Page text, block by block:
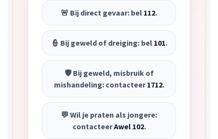
🚨 Bij direct gevaar: bel 112.
👮 Bij geweld of dreiging: bel 101.
🛡️ Bij geweld, misbruik of
mishandeling: contacteer1712.
💬 Wil je praten als jongere:
contacteerAwel 102.